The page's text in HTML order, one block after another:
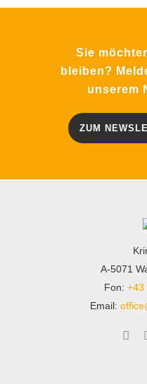
Sie
bleiben?
unserem
ZUM
A-5071
Fon: +43
Email: